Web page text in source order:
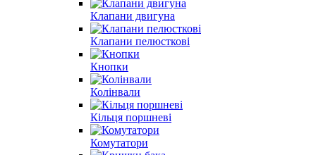
Клапани двигуна
Клапани пелюсткові
Кнопки
Колінвали
Кільця поршневі
Комутатори